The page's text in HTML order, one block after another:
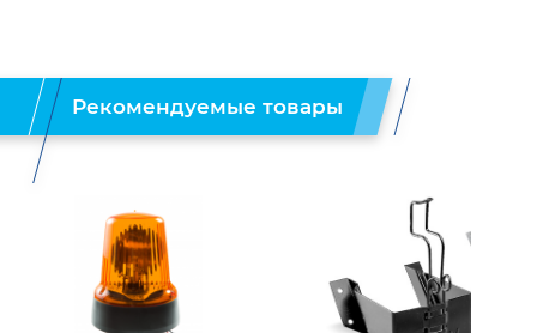
Рекомендуемые товары